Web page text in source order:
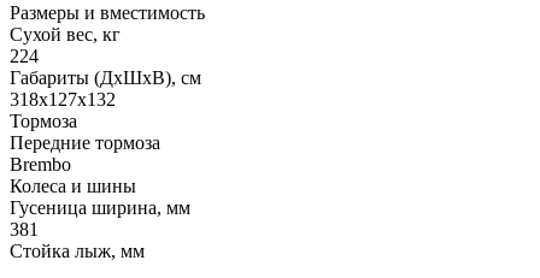
Размеры и вместимость
Сухой вес, кг
224
Габариты (ДхШхВ), см
318х127х132
Тормоза
Передние тормоза
Brembo
Колеса и шины
Гусеница ширина, мм
381
Стойка лыж, мм